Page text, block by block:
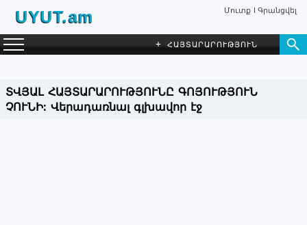
UYUT.am Մուտք Գրանցվել
+ ՀԱՅՏԱՐԱՐՈՒԹՅՈՒՆ
ՏՎՅԱԼ ՀԱՅՏԱՐԱՐՈՒԹՅՈՒՆԸ ԳՈՅՈՒԹՅՈՒՆ
ՉՈՒՆԻ: Վերադառնալ գլխավոր էջ